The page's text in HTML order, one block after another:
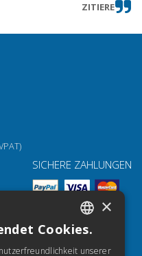
ZITIERE
SICHERE ZAHLUNGEN
ITALIAN
×
Cookies.
unserer